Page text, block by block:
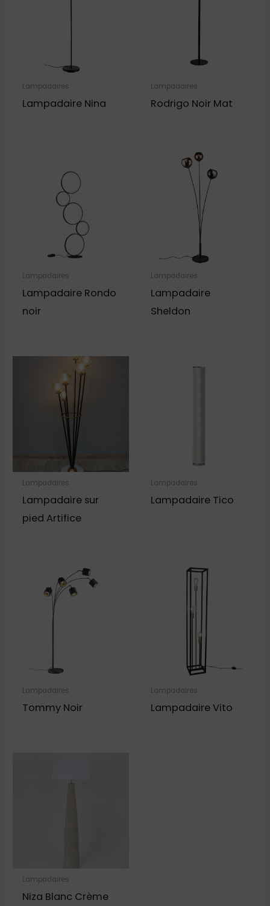
Lampadaires
Lampadaire Nina
Lampadaires
Rodrigo Noir Mat
Lampadaires
Lampadaire Rondo
noir
Lampadaires
Lampadaire
Sheldon
Lampadaires
Lampadaire sur
pied Artifice
Lampadaires
Lampadaire Tico
Lampadaires
Tommy Noir
Lampadaires
Lampadaire Vito
Lampadaires
Niza Blanc Crème